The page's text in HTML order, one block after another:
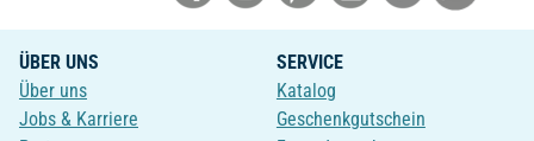
ÜBER UNS
Über uns
Jobs & Karriere
SERVICE
Katalog
Geschenkgutschein